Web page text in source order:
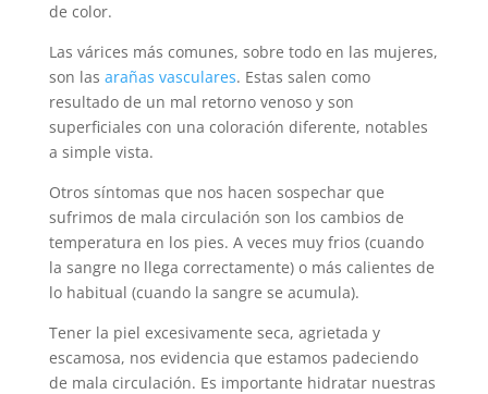
de color.
Las várices más comunes, sobre todo en las mujeres,
son las arañas vasculares. Estas salen como
resultado de un mal retorno venoso y son
superficiales con una coloración diferente, notables
a simple vista.
Otros síntomas que nos hacen sospechar que
sufrimos de mala circulación son los cambios de
temperatura en los pies. A veces muy frios (cuando
la sangre no llega correctamente) o más calientes de
lo habitual (cuando la sangre se acumula).
Tener la piel excesivamente seca, agrietada y
escamosa, nos evidencia que estamos padeciendo
de mala circulación. Es importante hidratar nuestras